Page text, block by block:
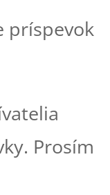
príspevok
Prosím